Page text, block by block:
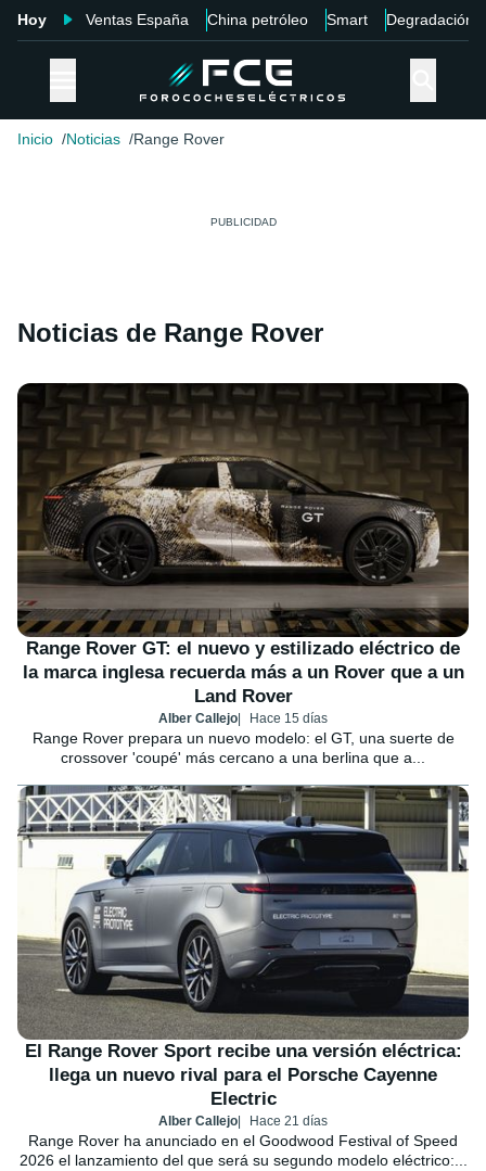
Hoy Ventas España China petróleo Smart Degradación
Inicio Noticias Range Rover
Noticias de Range Rover
Range Rover GT: el nuevo y estilizado eléctrico de
la marca inglesa recuerda más a un Rover que a un
Land Rover
Alber Callejo Hace 15 días
Range Rover prepara un nuevo modelo: el GT, una suerte de
crossover 'coupé' más cercano a una berlina que a...
El Range Rover Sport recibe una versión eléctrica:
llega un nuevo rival para el Porsche Cayenne
Electric
Alber Callejo Hace 21 días
Range Rover ha anunciado en el Goodwood Festival of Speed
2026 el lanzamiento del que será su segundo modelo eléctrico:...